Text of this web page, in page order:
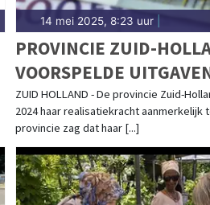
14 mei 2025, 8:23 uur|
PROVINCIE ZUID-
VOORSPELDE
NAUWKEURIGER IN
ZUID HOLLAND - De provincie Zuid-
2024 haar realisatiekracht aanmerkelijk
provincie zag dat haar [...]